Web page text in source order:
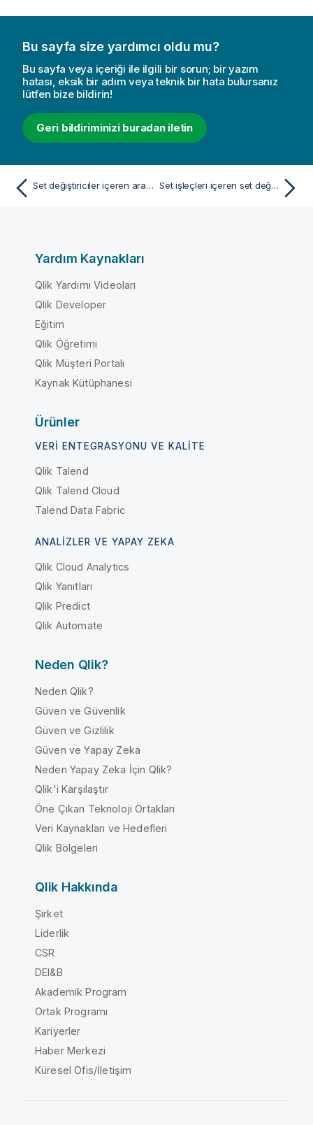
Bu sayfa size yardımcı oldu mu?
Bu sayfa veya içeriği ile ilgili bir sorun; bir yazım
hatası, eksik bir adım veya teknik bir hata bulursanız
lütfen bize bildirin!
Geri bildiriminizi buradan iletin
Set değiştiriciler içeren aramalar Set işleçleri içeren set değiştiricileri
Yardım Kaynakları
Qlik Yardımı Videoları
Qlik Developer
Eğitim
Qlik Öğretimi
Qlik Müşteri Portalı
Kaynak Kütüphanesi
Ürünler
VERI ENTEGRASYONU VE KALITE
Qlik Talend
Qlik Talend Cloud
Talend Data Fabric
ANALIZLER VE YAPAY ZEKA
Qlik Cloud Analytics
Qlik Yanıtları
Qlik Predict
Qlik Automate
Neden Qlik?
Neden Qlik?
Güven ve Güvenlik
Güven ve Gizlilik
Güven ve Yapay Zeka
Neden Yapay Zeka İçin Qlik?
Qlik'i Karşılaştır
Öne Çıkan Teknoloji Ortakları
Veri Kaynakları ve Hedefleri
Qlik Bölgeleri
Qlik Hakkında
Şirket
Liderlik
CSR
DEI&B
Akademik Program
Ortak Programı
Kariyerler
Haber Merkezi
Küresel Ofis/İletişim